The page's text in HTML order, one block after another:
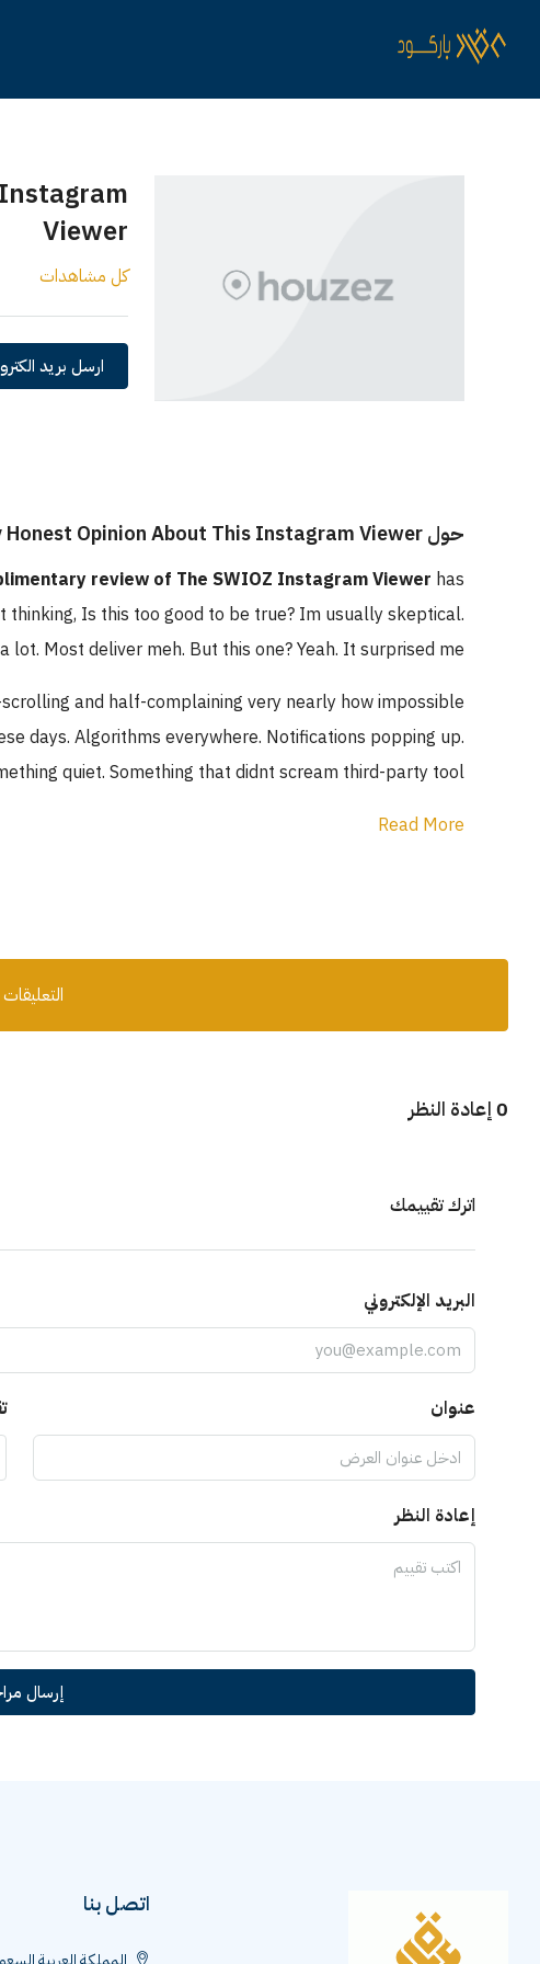
Viewer
كل مشاهدات
ارسل بريد
حول SWIOZ Does It Work?: My Honest Opinion About This Instagram Viewer
review of The SWIOZ Instagram Viewer has
Is this too good to be true? Im usually skeptical.
Most deliver meh. But this one? Yeah. It surprised me.
and half-complaining very nearly how impossible
days. Algorithms everywhere. Notifications popping up.
quiet. Something that didnt scream third-party tool.
Read More
التعليقات
0 إعادة النظر
اترك تقييمك
البريد الإلكتروني
عنوان
إعادة النظر
إرسال
اتصل بنا